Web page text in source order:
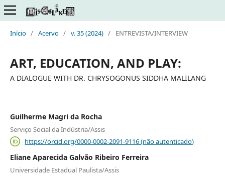
Início / Acervo / v. 35 (2024) / ENTREVISTA/INTERVIEW
ART, EDUCATION, AND PLAY:
A DIALOGUE WITH DR. CHRYSOGONUS SIDDHA MALILANG
Guilherme Magri da Rocha
Serviço Social da Indústria/Assis
https://orcid.org/0000-0002-2091-9116 (não autenticado)
Eliane Aparecida Galvão Ribeiro Ferreira
Universidade Estadual Paulista/Assis